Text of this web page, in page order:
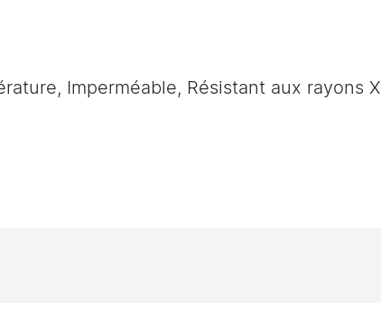
Imperméable, Résistant aux rayons X